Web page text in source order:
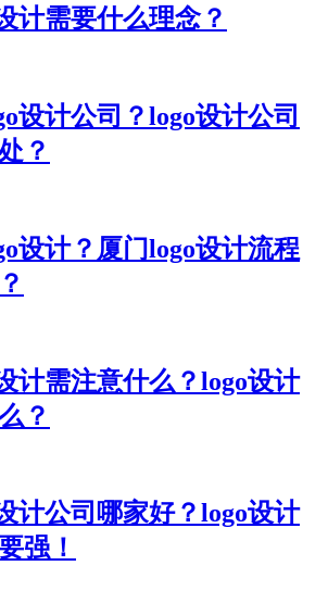
计需要什么理念？
设计公司？logo设计公司
？
设计？厦门logo设计流程
计需注意什么？logo设计
？
计公司哪家好？logo设计
强！